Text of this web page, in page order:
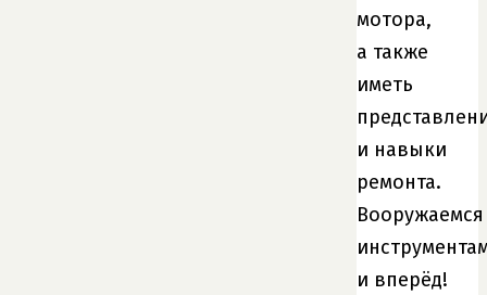
мотора,
а также
иметь
и навыки
ремонта.
Вооружаемся
и вперёд!